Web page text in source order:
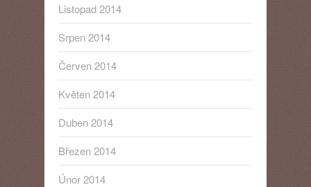
Listopad 2014
Srpen 2014
Červen 2014
Květen 2014
Duben 2014
Březen 2014
Únor 2014